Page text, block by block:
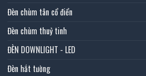
Đèn chùm tân cổ điển
Đèn chùm thuỷ tinh
ĐÈN DOWNLIGHT - LED
Đèn hắt tường